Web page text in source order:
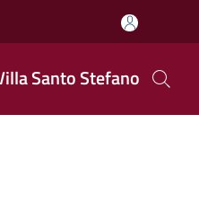
Santo Stefano